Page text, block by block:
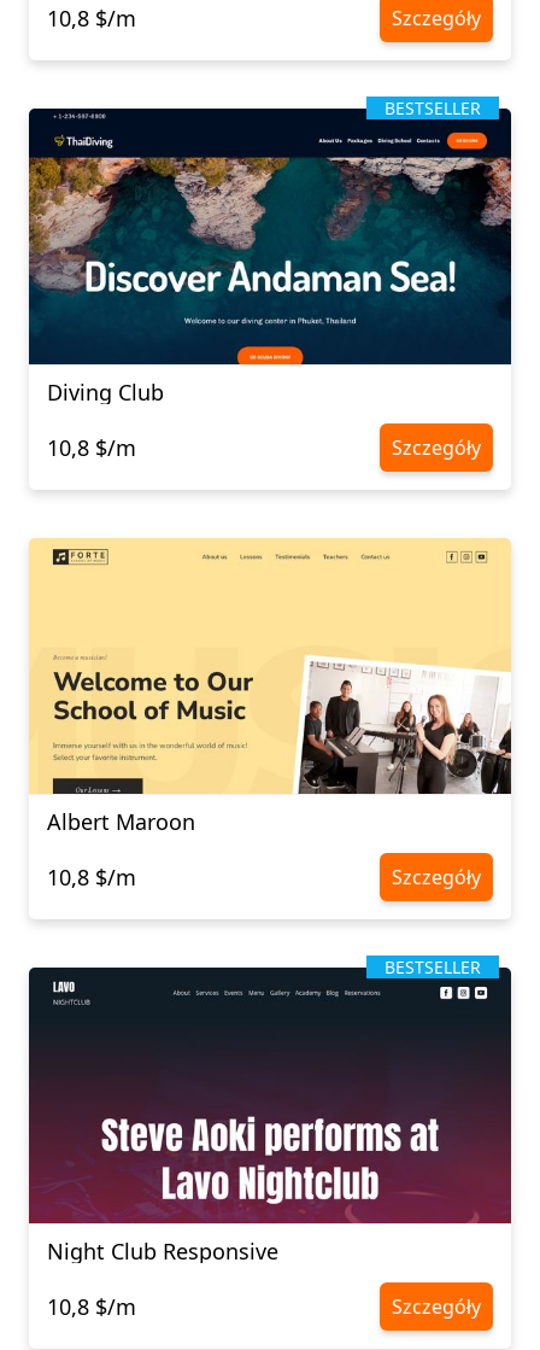
10,8 $/m Szczegóły
BESTSELLER
Diving Club
10,8 $/m
Szczegóły
Albert Maroon
10,8 $/m
Szczegóły
BESTSELLER
Night Club Responsive
10,8 $/m
Szczegóły